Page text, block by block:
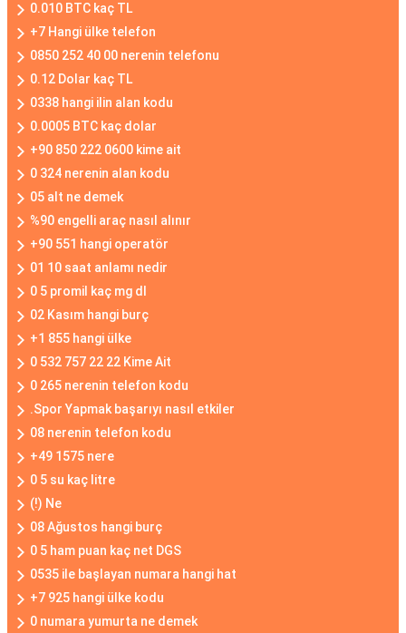
0.010 BTC kaç TL
+7 Hangi ülke telefon
0850 252 40 00 nerenin telefonu
0.12 Dolar kaç TL
0338 hangi ilin alan kodu
0.0005 BTC kaç dolar
+90 850 222 0600 kime ait
0 324 nerenin alan kodu
05 alt ne demek
%90 engelli araç nasıl alınır
+90 551 hangi operatör
01 10 saat anlamı nedir
0 5 promil kaç mg dl
02 Kasım hangi burç
+1 855 hangi ülke
0 532 757 22 22 Kime Ait
0 265 nerenin telefon kodu
.Spor Yapmak başarıyı nasıl etkiler
08 nerenin telefon kodu
+49 1575 nere
0 5 su kaç litre
(!) Ne
08 Ağustos hangi burç
0 5 ham puan kaç net DGS
0535 ile başlayan numara hangi hat
+7 925 hangi ülke kodu
0 numara yumurta ne demek